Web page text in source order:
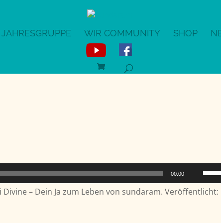
JAHRESGRUPPE WIR COMMUNITY SHOP
00:00
Divine – Dein Ja zum Leben von sundaram. Veröffentlicht: